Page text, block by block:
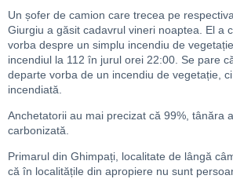
Un șofer de camion care trecea pe
Giurgiu a găsit cadavrul vineri noaptea. El a
vorba despre un simplu incendiu de
incendiul la 112 în jurul orei 22:00. Se pare
departe vorba de un incendiu de vegetație,
incendiată.
Anchetatorii au mai precizat că 99%, tânăra
carbonizată.
Primarul din Ghimpați, localitate de lângă
că în localitățile din apropiere nu sunt